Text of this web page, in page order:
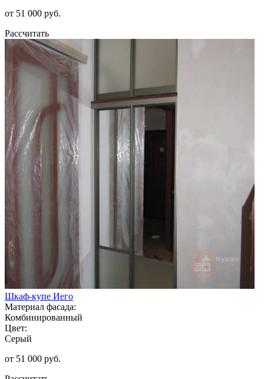
от 51 000 руб.
Рассчитать
Шкаф-купе Иего
Материал фасада:
Комбинированный
Цвет:
Серый
от 51 000 руб.